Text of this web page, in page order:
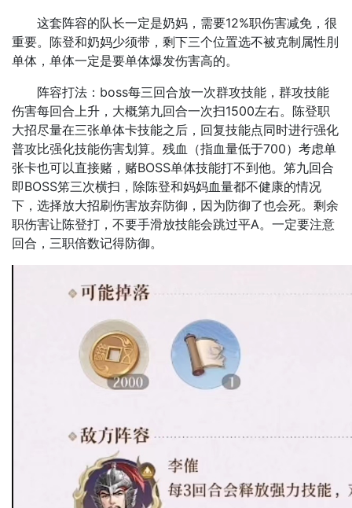
这套阵容的队长一定是奶妈，需要12%职伤害减免，很
重要。陈登和奶妈少须带，剩下三个位置选不被克制属性刖
单体，单体一定是要单体爆发伤害高的。
阵容打法：boss每三回合放一次群攻技能，群攻技能
伤害每回合上升，大概第九回合一次扫1500左右。陈登职
大招尽量在三张单体卡技能之后，回复技能点同时进行强化
普攻比强化技能伤害划算。残血（指血量低于700）考虑单
张卡也可以直接赌，赌BOSS单体技能打不到他。笫九回合
即BOSS笫三次横扫，除陈登和妈妈血量都不健康的情况
下，选择放大招刷伤害放弃防御，因为防御了也会死。剩余
职伤害让陈登打，不要手滑放技能会跳过平A。一定要注意
回合，三职倍数记得防御。